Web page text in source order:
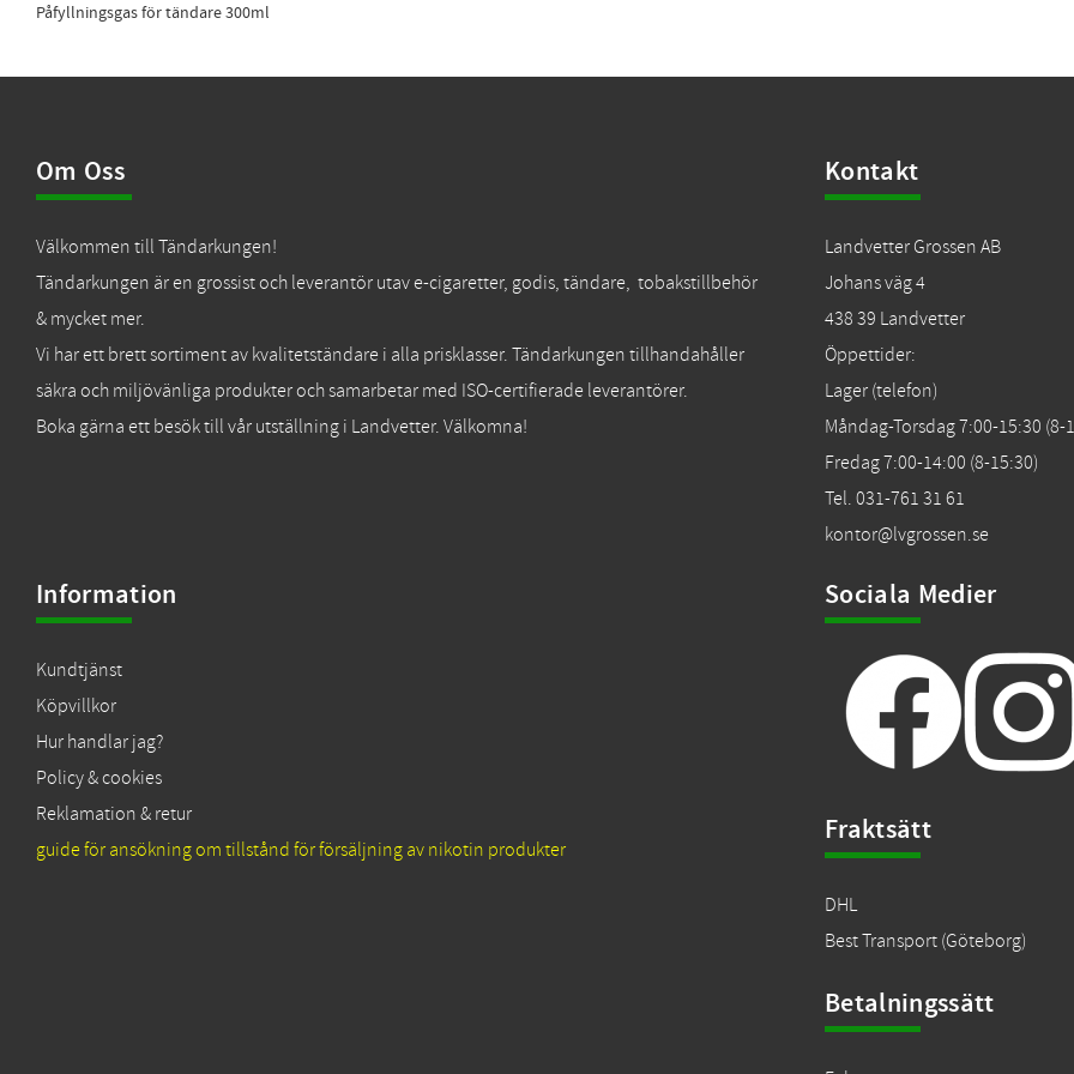
Påfyllningsgas för tändare 300ml
Om Oss
Välkommen till Tändarkungen!
Tändarkungen är en grossist och leverantör utav e-cigaretter, godis, tändare, tobakstillbehör
& mycket mer.
Vi har ett brett sortiment av kvalitetständare i alla prisklasser. Tändarkungen tillhandahåller
säkra och miljövänliga produkter och samarbetar med ISO-certifierade leverantörer.
Boka gärna ett besök till vår utställning i Landvetter. Välkomna!
Kontakt
Landvetter Grossen AB
Johans väg 4
438 39 Landvetter
Öppettider:
Lager (telefon)
Måndag-Torsdag 7:00-15:30 (8-
Fredag 7:00-14:00 (8-15:30)
Tel. 031-761 31 61
kontor@lvgrossen.se
Information
Kundtjänst
Köpvillkor
Hur handlar jag?
Policy & cookies
Reklamation & retur
guide för ansökning om tillstånd för försäljning av nikotin produkter
Sociala Medier
Fraktsätt
DHL
Best Transport (Göteborg)
Betalningssätt